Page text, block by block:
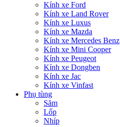
Kính xe Ford
Kính xe Land Rover
Kính xe Luxus
Kính xe Mazda
Kính xe Mercedes Benz
Kính xe Mini Cooper
Kính xe Peugeot
Kính xe Dongben
Kính xe Jac
Kính xe Vinfast
Phụ tùng
Săm
Lốp
Nhíp